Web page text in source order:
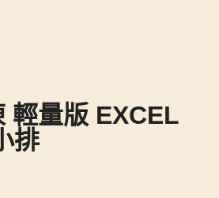
輕量版 EXCEL
排